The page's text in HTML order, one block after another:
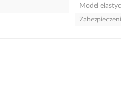
Model